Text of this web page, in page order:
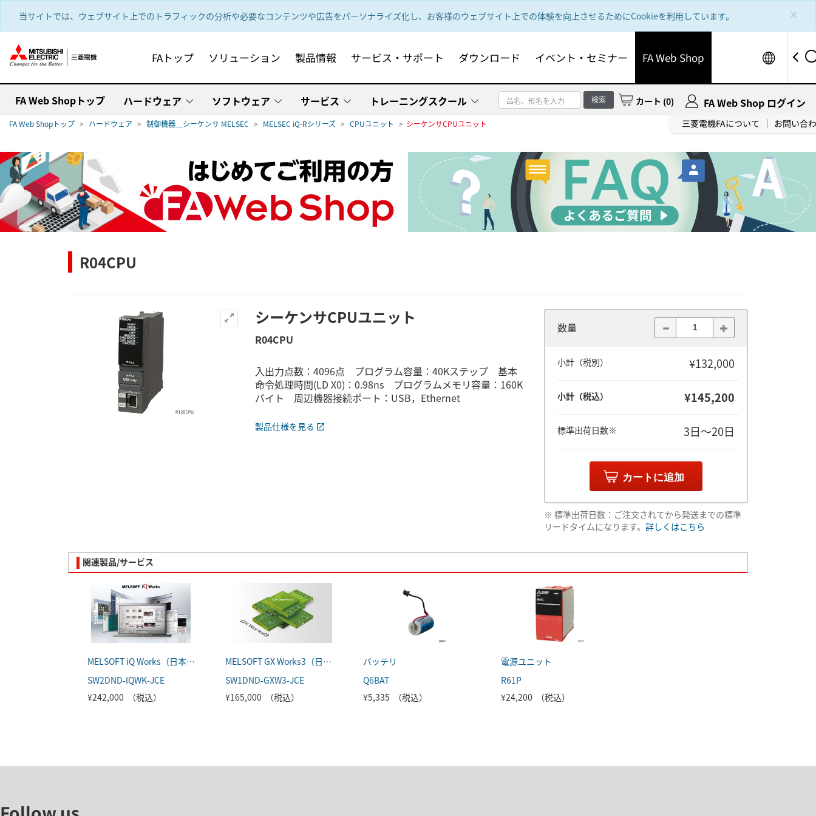
×
当サイトでは、ウェブサイト上でのトラフィックの分析や必要なコンテンツや広告をパーソナライズ化し、お客様のウェブサイト上での体験を向上させるためにCookieを利用しています。
FAトップ ソリューション 製品情報 サービス・サポート ダウンロード イベント・セミナー FA Web Shop
三菱電機FAについて お問い合
FA Web Shopトップ ハードウェア ソフトウェア サービス トレーニングスクール 検索 カート (0) FA Web Shop ログイン
FA Web Shopトップ ハードウェア 制御機器＿シーケンサ MELSEC MELSEC iQ-Rシリーズ CPUユニット シーケンサCPUユニット
R04CPU
シーケンサCPUユニット
R04CPU
入出力点数：4096点 プログラム容量：40Kステップ 基本
命令処理時間(LD X0)：0.98ns プログラムメモリ容量：160K
バイト 周辺機器接続ポート：USB，Ethernet
製品仕様を見る
数量
小計（税別） ¥132,000
小計（税込） ¥145,200
標準出荷日数※ 3日～20日
カートに追加
※ 標準出荷日数：ご注文されてから発送までの標準
リードタイムになります。 詳しくはこちら
関連製品/サービス
MELSOFT iQ Works（日本語版）
SW2DND-IQWK-JCE
¥242,000 （税込）
MELSOFT GX Works3（日本語版）
SW1DND-GXW3-JCE
¥165,000 （税込）
バッテリ
Q6BAT
¥5,335 （税込）
電源ユニット
R61P
¥24,200 （税込）